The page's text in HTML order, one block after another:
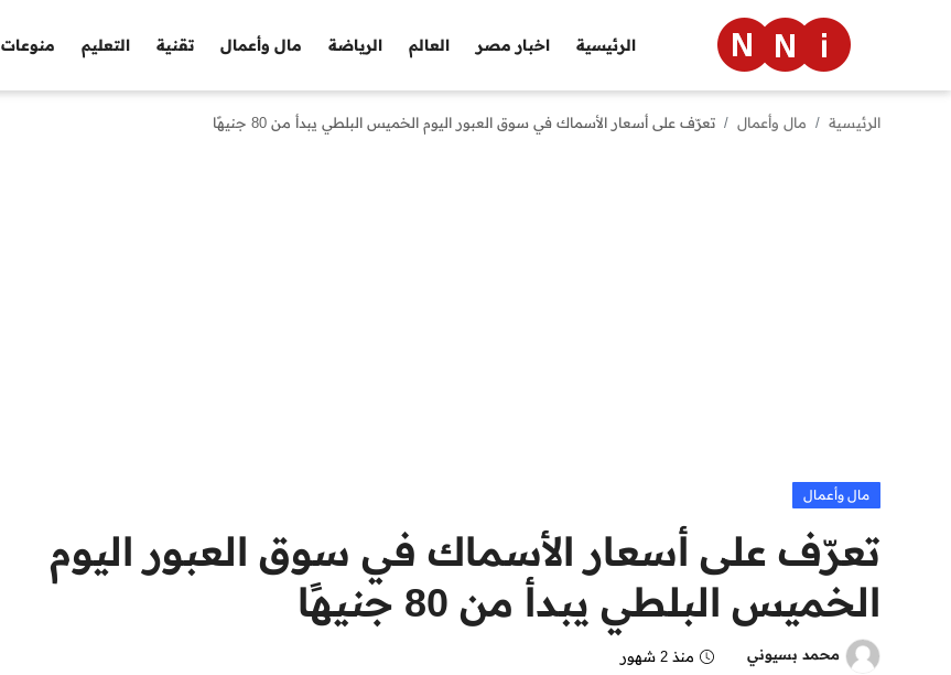
الرئيسية اخبار مصر العالم الرياضة مال وأعمال تقنية التعليم منوعات
منوعات
الرئيسية مال وأعمال تعرّف على أسعار الأسماك في سوق العبور اليوم الخميس البلطي يبدأ من 80 جنيهًا
مال وأعمال
تعرّف على أسعار الأسماك في سوق العبور اليوم
الخميس البلطي يبدأ من 80 جنيهًا
محمد بسيوني منذ 2 شهور